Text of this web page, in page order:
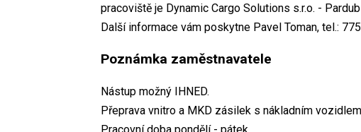
pracoviště je Dynamic Cargo Solutions s.r.o. -
Další informace vám poskytne Pavel Toman, tel.:
Poznámka zaměstnavatele
Nástup možný IHNED.
Přeprava vnitro a MKD zásilek s nákladním